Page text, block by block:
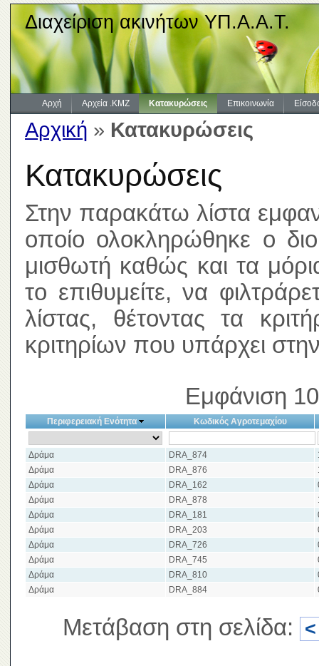
Διαχείριση ακινήτων ΥΠ.Α.Α.Τ.
Αρχή Αρχεία .KMZ Κατακυρώσεις Επικοινωνία
Αρχική » Κατακυρώσεις
Κατακυρώσεις
Στην παρακάτω λίστα
οποίο ολοκληρώθηκε ο
μισθωτή καθώς και τα
το επιθυμείτε, να
λίστας, θέτοντας τα
κριτηρίων που υπάρχει
Εμφάνιση
Περιφερειακή Ενότητα Κωδικός Αγροτεμαχίου
Δράμα DRA_874
Δράμα
DRA_876
Δράμα
DRA_162
Δράμα
DRA_878
Δράμα
DRA_181
Δράμα
DRA_203
Δράμα
DRA_726
Δράμα
DRA_745
Δράμα
DRA_810
Δράμα
DRA_884
Μετάβαση στη σελίδα: